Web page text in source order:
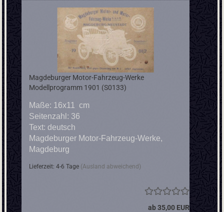
Magdeburger Motor-Fahrzeug-Werke
Modellprogramm 1901 (S0133)
Maße: 16x11 cm
Seitenzahl: 36
Text: deutsch
​Magdeburger Motor-Fahrzeug-Werke,
Magdeburg
Lieferzeit: 4-6 Tage (Ausland abweichend)
ab 35,00 EUR